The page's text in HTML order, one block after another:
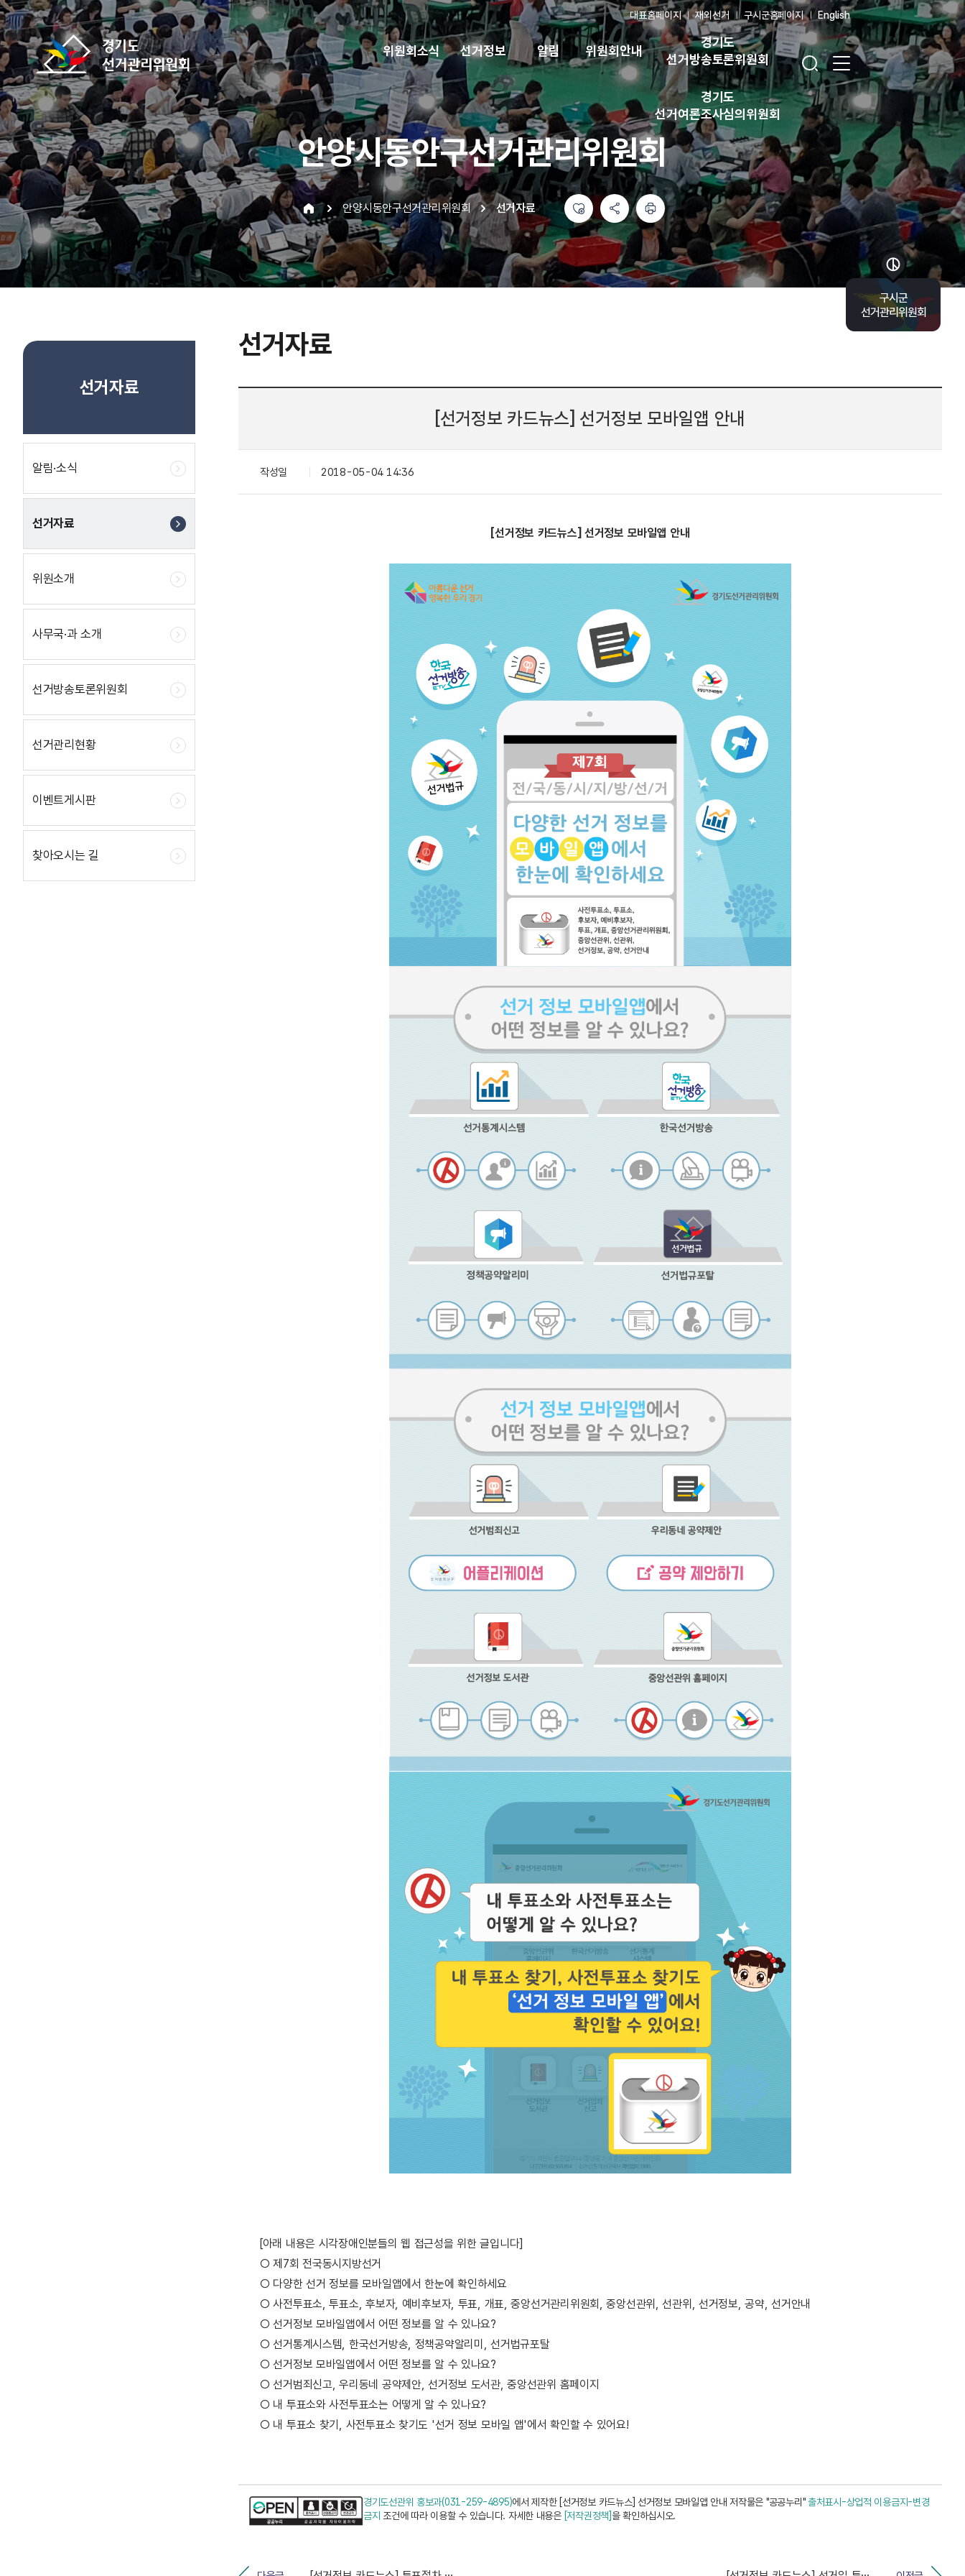
바로가기 메뉴
대표홈페이지 재외선거 구시군홈페이지 English
위원회소식 선거정보 알림 위원회안내
경기도
선거방송토론위원회
경기도
선거여론조사심의위원회
안양시동안구선거관리위원회
안양시동안구선거관리위원회 선거자료
선거자료
알림·소식
선거자료
위원소개
사무국·과 소개
선거방송토론위원회
선거관리현황
이벤트게시판
찾아오시는 길
선거자료
[선거정보 카드뉴스] 선거정보 모바일앱 안내
작성일 2018-05-04 14:36
[선거정보 카드뉴스] 선거정보 모바일앱 안내
[아래 내용은 시각장애인분들의 웹 접근성을 위한 글입니다]
○ 제7회 전국동시지방선거
○ 다양한 선거 정보를 모바일앱에서 한눈에 확인하세요
○ 사전투표소, 투표소, 후보자, 예비후보자, 투표, 개표, 중앙선거관리위원회, 중앙선관위, 선관위, 선거정보, 공약, 선거안내
○ 선거정보 모바일앱에서 어떤 정보를 알 수 있나요?
○ 선거통계시스템, 한국선거방송, 정책공약알리미, 선거법규포탈
○ 선거정보 모바일앱에서 어떤 정보를 알 수 있나요?
○ 선거범죄신고, 우리동네 공약제안, 선거정보 도서관, 중앙선관위 홈페이지
○ 내 투표소와 사전투표소는 어떻게 알 수 있나요?
○ 내 투표소 찾기, 사전투표소 찾기도 '선거 정보 모바일 앱'에서 확인할 수 있어요!
경기도선관위 홍보과(031-259-4895)에서 제작한 [선거정보 카드뉴스] 선거정보 모바일앱 안내 저작물은 "공공누리" 출처표시-상업적 이용금지-변경
금지 조건에 따라 이용할 수 있습니다. 자세한 내용은 [저작권정책]을 확인하십시오.
구시군
선거관리위원회
바로가기 목록 열기